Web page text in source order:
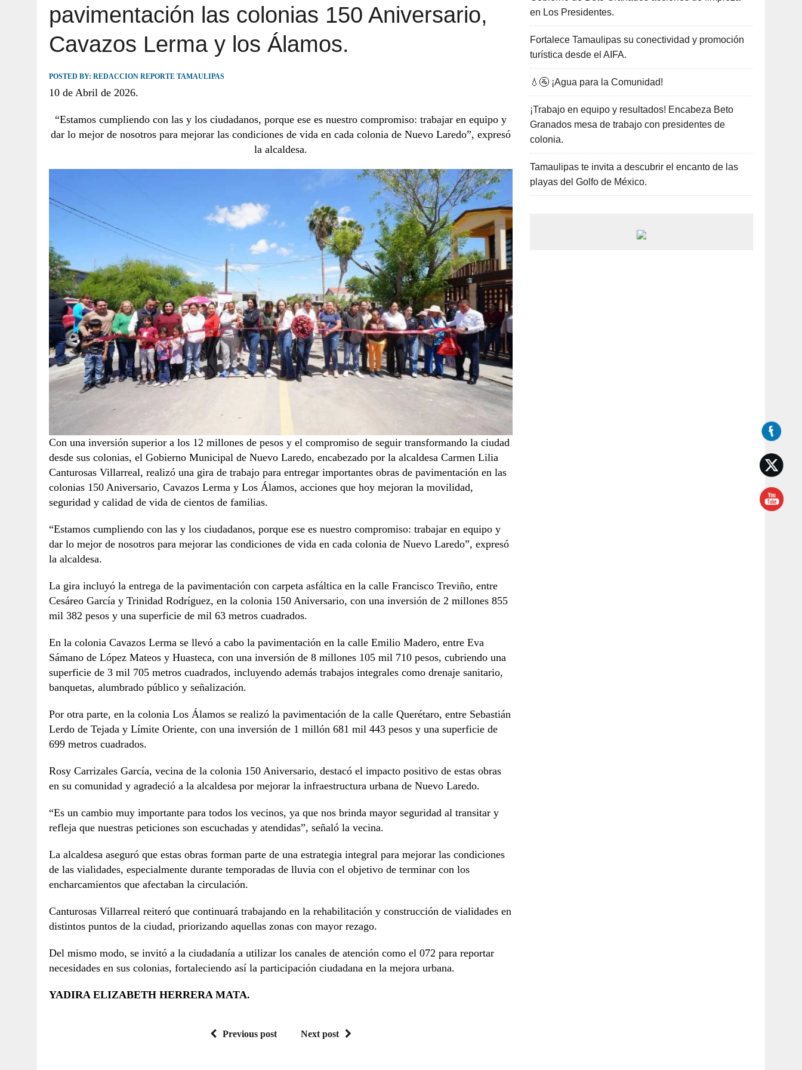
JULIO 30, 2026 | TAMAULIPAS TE INVITA A DESCUBRIR EL ENCANTO DE LAS PLAYAS DEL GOLFO DE MÉXICO.
pavimentación las colonias 150 Aniversario,
Cavazos Lerma y los Álamos.
POSTED BY: REDACCION REPORTE TAMAULIPAS
10 de Abril de 2026.
“Estamos cumpliendo con las y los ciudadanos, porque ese es nuestro compromiso: trabajar en equipo y
dar lo mejor de nosotros para mejorar las condiciones de vida en cada colonia de Nuevo Laredo”, expresó
la alcaldesa.
Con una inversión superior a los 12 millones de pesos y el compromiso de seguir transformando la ciudad
desde sus colonias, el Gobierno Municipal de Nuevo Laredo, encabezado por la alcaldesa Carmen Lilia
Canturosas Villarreal, realizó una gira de trabajo para entregar importantes obras de pavimentación en las
colonias 150 Aniversario, Cavazos Lerma y Los Álamos, acciones que hoy mejoran la movilidad,
seguridad y calidad de vida de cientos de familias.
“Estamos cumpliendo con las y los ciudadanos, porque ese es nuestro compromiso: trabajar en equipo y
dar lo mejor de nosotros para mejorar las condiciones de vida en cada colonia de Nuevo Laredo”, expresó
la alcaldesa.
La gira incluyó la entrega de la pavimentación con carpeta asfáltica en la calle Francisco Treviño, entre
Cesáreo García y Trinidad Rodríguez, en la colonia 150 Aniversario, con una inversión de 2 millones 855
mil 382 pesos y una superficie de mil 63 metros cuadrados.
En la colonia Cavazos Lerma se llevó a cabo la pavimentación en la calle Emilio Madero, entre Eva
Sámano de López Mateos y Huasteca, con una inversión de 8 millones 105 mil 710 pesos, cubriendo una
superficie de 3 mil 705 metros cuadrados, incluyendo además trabajos integrales como drenaje sanitario,
banquetas, alumbrado público y señalización.
Por otra parte, en la colonia Los Álamos se realizó la pavimentación de la calle Querétaro, entre Sebastián
Lerdo de Tejada y Límite Oriente, con una inversión de 1 millón 681 mil 443 pesos y una superficie de
699 metros cuadrados.
Rosy Carrizales García, vecina de la colonia 150 Aniversario, destacó el impacto positivo de estas obras
en su comunidad y agradeció a la alcaldesa por mejorar la infraestructura urbana de Nuevo Laredo.
“Es un cambio muy importante para todos los vecinos, ya que nos brinda mayor seguridad al transitar y
refleja que nuestras peticiones son escuchadas y atendidas”, señaló la vecina.
La alcaldesa aseguró que estas obras forman parte de una estrategia integral para mejorar las condiciones
de las vialidades, especialmente durante temporadas de lluvia con el objetivo de terminar con los
encharcamientos que afectaban la circulación.
Canturosas Villarreal reiteró que continuará trabajando en la rehabilitación y construcción de vialidades en
distintos puntos de la ciudad, priorizando aquellas zonas con mayor rezago.
Del mismo modo, se invitó a la ciudadanía a utilizar los canales de atención como el 072 para reportar
necesidades en sus colonias, fortaleciendo así la participación ciudadana en la mejora urbana.
YADIRA ELIZABETH HERRERA MATA.
Previous post Next post
en Los Presidentes.
Fortalece Tamaulipas su conectividad y promoción
turística desde el AIFA.
💧🚰 ¡Agua para la Comunidad!
¡Trabajo en equipo y resultados! Encabeza Beto
Granados mesa de trabajo con presidentes de
colonia.
Tamaulipas te invita a descubrir el encanto de las
playas del Golfo de México.